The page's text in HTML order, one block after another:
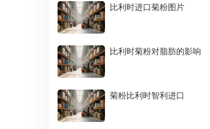
比利时进口菊粉图片
比利时菊粉对脂肪的影响
菊粉比利时智利进口